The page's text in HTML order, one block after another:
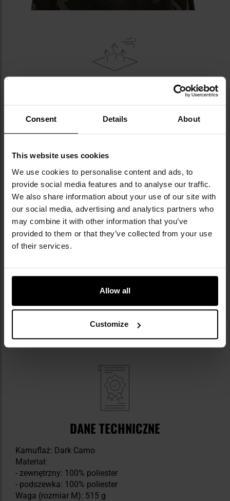
Consent Details About
This website uses cookies
We use cookies to personalise content and ads, to
provide social media features and to analyse our traffic.
We also share information about your use of our site with
our social media, advertising and analytics partners who
may combine it with other information that you’ve
provided to them or that they’ve collected from your use
of their services.
Allow all
Customize
OTWÓR WENTYLACYJNY, PĘTLA
Znajdujący się na boku, zapinany na zamek
otwór
NAJWAŻNIEJSZE CECHY
elastyczne mankiety
otwór wentylacyjny
DANE TECHNICZNE
Kamuflaż: Dark Camo
Materiał:
- zewnętrzny: 100% poliester
- podszewka: 100% poliester
Waga (rozmiar M): 515 g